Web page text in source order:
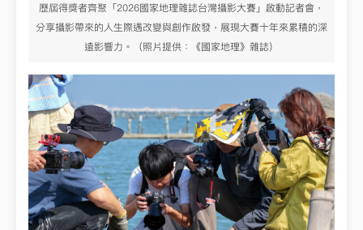
歷屆得獎者齊聚「2026國家地理雜誌台灣攝影大賽」啟動記者會，
分享攝影帶來的人生際遇改變與創作啟發，展現大賽十年來累積的深
遠影響力。（照片提供：《國家地理》雜誌）